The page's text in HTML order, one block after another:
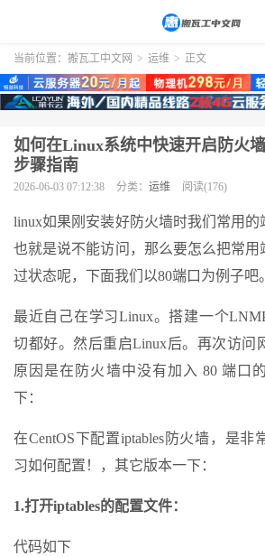
当前位置： 搬瓦工中文网 > 运维 > 正文
如何在Linux系统中快速开启防火
步骤指南
2026-06-03 07:12:38 分类： 运维 阅读(176)
linux如果刚安装好防火墙时我们常用的
也就是说不能访问，那么要怎么把常用
过状态呢，下面我们以80端口为例子吧。
最近自己在学习Linux。搭建一个
切都好。然后重启Linux后。再次访问
原因是在防火墙中没有加入 80 端口
下：
在CentOS下配置iptables防火墙，是非
习如何配置！，其它版本一下：
1.打开iptables的配置文件：
代码如下